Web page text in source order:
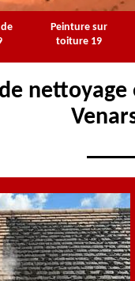
Peinture sur
toiture 19